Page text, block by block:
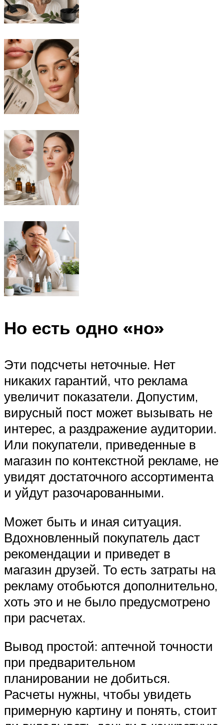
Но есть одно «но»
Эти подсчеты неточные. Нет
никаких гарантий, что реклама
увеличит показатели. Допустим,
вирусный пост может вызывать не
интерес, а раздражение аудитории.
Или покупатели, приведенные в
магазин по контекстной рекламе, не
увидят достаточного ассортимента
и уйдут разочарованными.
Может быть и иная ситуация.
Вдохновленный покупатель даст
рекомендации и приведет в
магазин друзей. То есть затраты на
рекламу отобьются дополнительно,
хоть это и не было предусмотрено
при расчетах.
Вывод простой: аптечной точности
при предварительном
планировании не добиться.
Расчеты нужны, чтобы увидеть
примерную картину и понять, стоит